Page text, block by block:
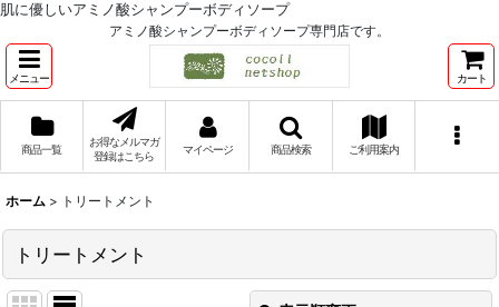
肌に優しいアミノ酸シャンプーボディソープ
アミノ酸シャンプーボディソープ専門店です。
メニュー カート
商品一覧
お得なメルマガ
登録はこちら
マイページ 商品検索 ご利用案内
ホーム > トリートメント
トリートメント